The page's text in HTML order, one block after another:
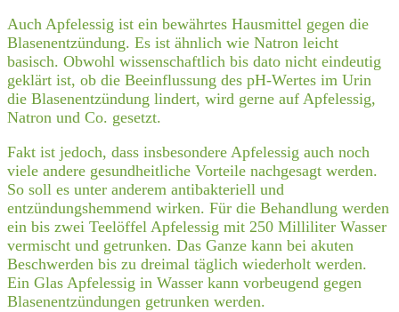
Auch Apfelessig ist ein bewährtes Hausmittel gegen die
Blasenentzündung. Es ist ähnlich wie Natron leicht
basisch. Obwohl wissenschaftlich bis dato nicht eindeutig
geklärt ist, ob die Beeinflussung des pH-Wertes im Urin
die Blasenentzündung lindert, wird gerne auf Apfelessig,
Natron und Co. gesetzt.
Fakt ist jedoch, dass insbesondere Apfelessig auch noch
viele andere gesundheitliche Vorteile nachgesagt werden.
So soll es unter anderem antibakteriell und
entzündungshemmend wirken. Für die Behandlung werden
ein bis zwei Teelöffel Apfelessig mit 250 Milliliter Wasser
vermischt und getrunken. Das Ganze kann bei akuten
Beschwerden bis zu dreimal täglich wiederholt werden.
Ein Glas Apfelessig in Wasser kann vorbeugend gegen
Blasenentzündungen getrunken werden.